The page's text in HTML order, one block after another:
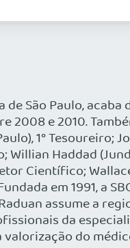
São Paulo,
2008 e 2010.
1° Tesoureiro;
Willian Haddad
Científico;
em 1991, a
assume a
da
do